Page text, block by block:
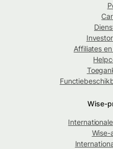
Affiliates
Wise-
Wise-